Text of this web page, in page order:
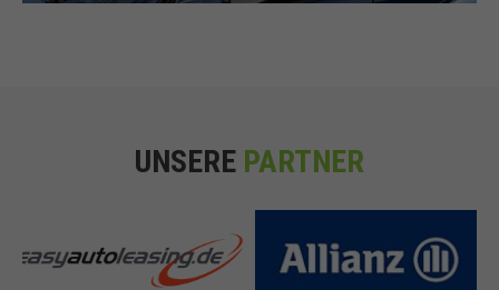
UNSERE PARTNER
cleverscout Fuhrparkservice
GmbH
Allianz Deutschland AG